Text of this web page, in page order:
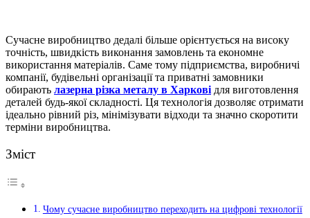
Сучасне виробництво дедалі більше орієнтується на високу
точність, швидкість виконання замовлень та економне
використання матеріалів. Саме тому підприємства, виробничі
компанії, будівельні організації та приватні замовники
обирають лазерна різка металу в Харкові для виготовлення
деталей будь-якої складності. Ця технологія дозволяє отримати
ідеально рівний різ, мінімізувати відходи та значно скоротити
терміни виробництва.
Зміст
Чому сучасне виробництво переходить на цифрові технології